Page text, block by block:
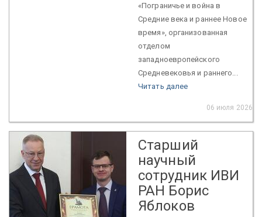
«Пограничье и война в
Средние века и раннее Новое
время», организованная
отделом
западноевропейского
Средневековья и раннего...
Читать далее
06 июля 2026
Старший
научный
сотрудник ИВИ
РАН Борис
Яблоков